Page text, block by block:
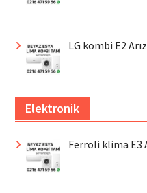
LG kombi E2
Elektronik
Ferroli klima E3